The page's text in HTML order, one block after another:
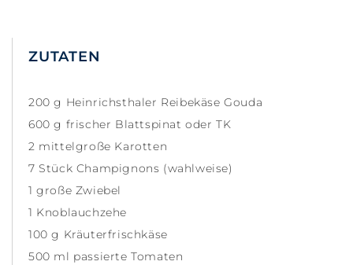
ZUTATEN
200 g Heinrichsthaler Reibekäse Gouda
600 g frischer Blattspinat oder TK
2 mittelgroße Karotten
7 Stück Champignons (wahlweise)
1 große Zwiebel
1 Knoblauchzehe
100 g Kräuterfrischkäse
500 ml passierte Tomaten